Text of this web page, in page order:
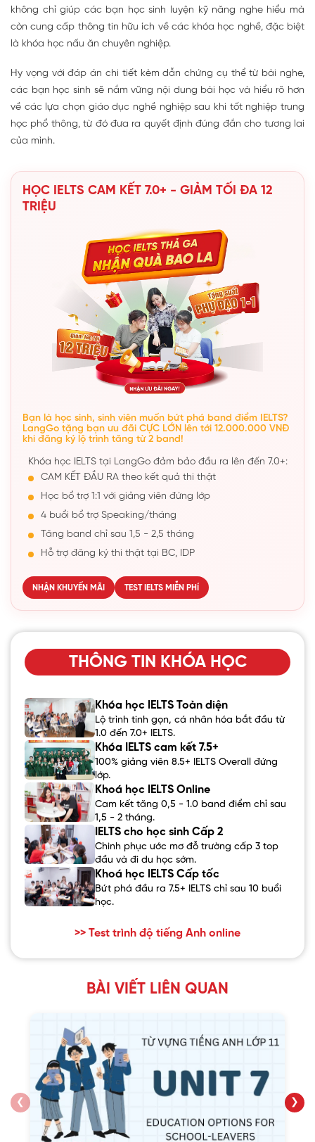
không chỉ giúp các bạn học sinh luyện kỹ năng nghe hiểu mà
còn cung cấp thông tin hữu ích về các khóa học nghề, đặc biệt
là khóa học nấu ăn chuyên nghiệp.
Hy vọng với đáp án chi tiết kèm dẫn chứng cụ thể từ bài nghe,
các bạn học sinh sẽ nắm vững nội dung bài học và hiểu rõ hơn
về các lựa chọn giáo dục nghề nghiệp sau khi tốt nghiệp trung
học phổ thông, từ đó đưa ra quyết định đúng đắn cho tương lai
của mình.
HỌC IELTS CAM KẾT 7.0+ - GIẢM TỐI ĐA 12
TRIỆU
Bạn là học sinh, sinh viên muốn bứt phá band điểm IELTS?
LangGo tặng bạn ưu đãi CỰC LỚN lên tới 12.000.000 VNĐ
khi đăng ký lộ trình tăng từ 2 band!
Khóa học IELTS tại LangGo đảm bảo đầu ra lên đến 7.0+:
CAM KẾT ĐẦU RA theo kết quả thi thật
Học bổ trợ 1:1 với giảng viên đứng lớp
4 buổi bổ trợ Speaking/tháng
Tăng band chỉ sau 1,5 - 2,5 tháng
Hỗ trợ đăng ký thi thật tại BC, IDP
NHẬN KHUYẾN MÃI TEST IELTS MIỄN PHÍ
THÔNG TIN KHÓA HỌC
Khóa học IELTS Toàn diện
Lộ trình tinh gọn, cá nhân hóa bắt đầu từ
1.0 đến 7.0+ IELTS.
Khóa IELTS cam kết 7.5+
100% giảng viên 8.5+ IELTS Overall đứng
lớp.
Khoá học IELTS Online
Cam kết tăng 0,5 - 1.0 band điểm chỉ sau
1,5 - 2 tháng.
IELTS cho học sinh Cấp 2
Chinh phục ước mơ đỗ trường cấp 3 top
đầu và đi du học sớm.
Khoá học IELTS Cấp tốc
Bứt phá đầu ra 7.5+ IELTS chỉ sau 10 buổi
học.
>> Test trình độ tiếng Anh online
BÀI VIẾT LIÊN QUAN
❮ ❯